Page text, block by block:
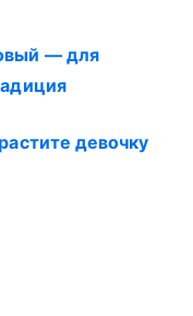
— для
девочку